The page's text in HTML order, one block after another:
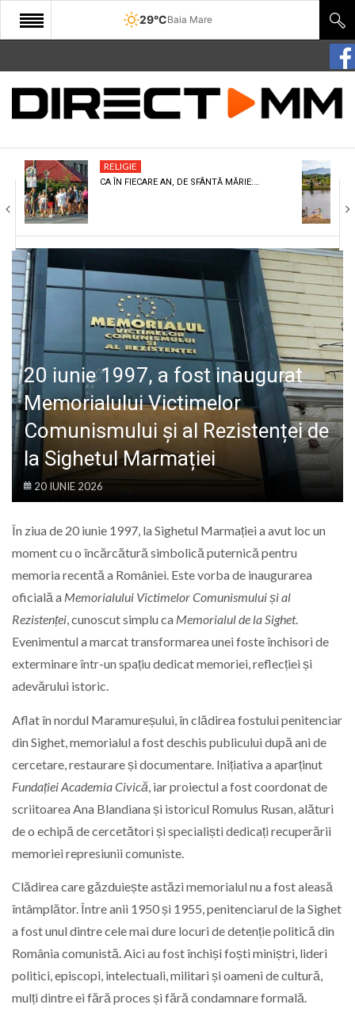
29°CBaia Mare
START
COMUNITATE
CULTURA
ECONOMIE
SANATATE
SPORT
SPECIAL
POLITIC
LIFE
RELIGIE
CA ÎN FIECARE AN, DE SFÂNTĂ MĂRIE:…
20 iunie 1997, a fost inaugurat
Memorialului Victimelor
Comunismului și al Rezistenței de
la Sighetul Marmației
20 IUNIE 2026
În ziua de 20 iunie 1997, la Sighetul Marmației a avut loc un
moment cu o încărcătură simbolică puternică pentru
memoria recentă a României. Este vorba de inaugurarea
oficială a Memorialului Victimelor Comunismului și al
Rezistenței, cunoscut simplu ca Memorialul de la Sighet.
Evenimentul a marcat transformarea unei foste închisori de
exterminare într-un spațiu dedicat memoriei, reflecției și
adevărului istoric.
Aflat în nordul Maramureșului, în clădirea fostului penitenciar
din Sighet, memorialul a fost deschis publicului după ani de
cercetare, restaurare și documentare. Inițiativa a aparținut
Fundației Academia Civică, iar proiectul a fost coordonat de
scriitoarea Ana Blandiana și istoricul Romulus Rusan, alături
de o echipă de cercetători și specialiști dedicați recuperării
memoriei represiunii comuniste.
Clădirea care găzduiește astăzi memorialul nu a fost aleasă
întâmplător. Între anii 1950 și 1955, penitenciarul de la Sighet
a fost unul dintre cele mai dure locuri de detenție politică din
România comunistă. Aici au fost închiși foști miniștri, lideri
politici, episcopi, intelectuali, militari și oameni de cultură,
mulți dintre ei fără proces și fără condamnare formală.